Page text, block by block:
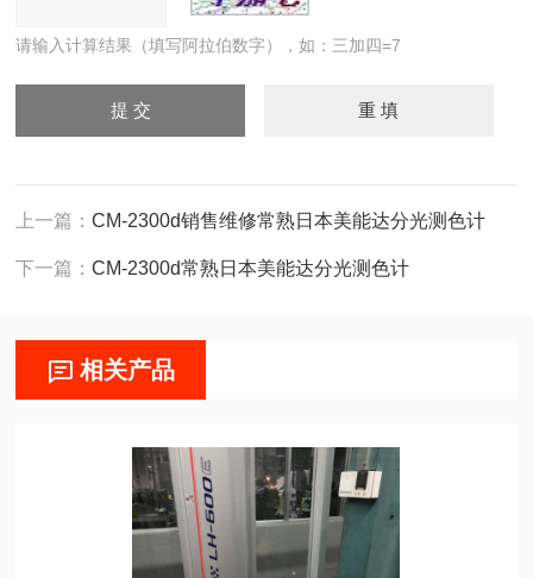
请输入计算结果（填写阿拉伯数字），如：三加四=7
上一篇：CM-2300d销售维修常熟日本美能达分光测色计
下一篇：CM-2300d常熟日本美能达分光测色计
相关产品